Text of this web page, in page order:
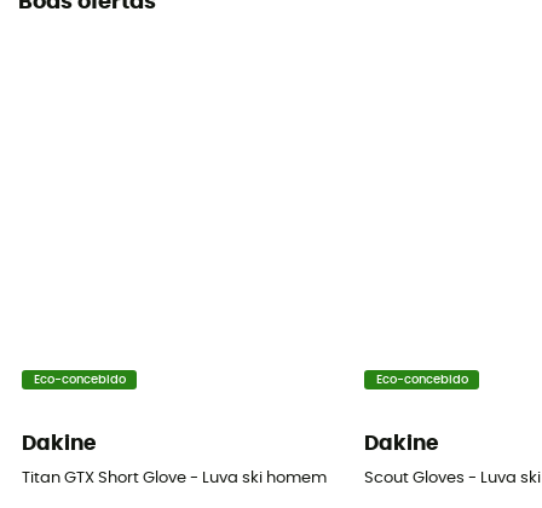
Eco-concebido
Dakine
Titan GTX Short Glove - Luva ski homem
Eco-concebido
Dakine
Scout Gloves - Luva ski